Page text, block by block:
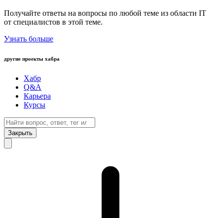
Получайте ответы на вопросы по любой теме из области IT
от специалистов в этой теме.
Узнать больше
другие проекты хабра
Хабр
Q&A
Карьера
Курсы
Закрыть